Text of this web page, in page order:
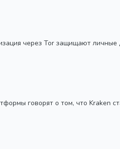
через Tor защищают личные
говорят о том, что Kraken